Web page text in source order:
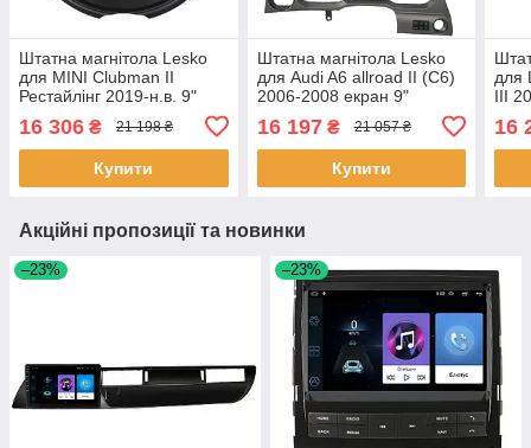
Штатна магнітола Lesko
для MINI Clubman II
Рестайлінг 2019-н.в. 9"
4/64Gb CarPlay 4G Wi-Fi
GPS Prime 1 шт.
16 306 ₴ 21 198 ₴
Купити
Штатна магнітола Lesko
для Audi A6 allroad II (C6)
2006-2008 екран 9"
4/64Gb 4G Wi-Fi GPS Top
Аудіо 1 шт.
16 197₴ 21 057 ₴
Купити
для
III
3шт
16
Акційні пропозиції та новинки
–23% –23%